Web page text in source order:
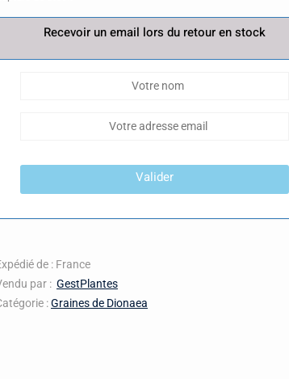
Recevoir un email lors du retour en stock
Valider
de : France
par : GestPlantes
:Graines de Dionaea